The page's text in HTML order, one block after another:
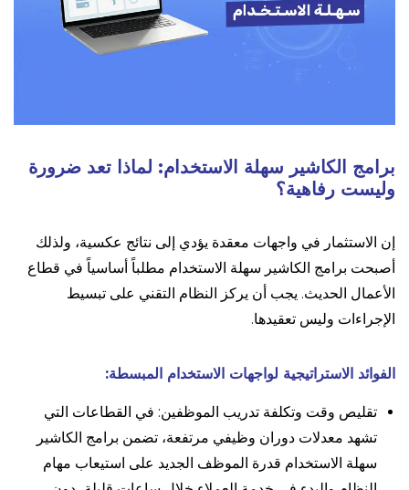
برامج الكاشير سهلة الاستخدام: لماذا تعد ضرورة
وليست رفاهية؟
إن الاستثمار في واجهات معقدة يؤدي إلى نتائج عكسية، ولذلك
أصبحت برامج الكاشير سهلة الاستخدام مطلباً أساسياً في قطاع
الأعمال الحديث. يجب أن يركز النظام التقني على تبسيط
الإجراءات وليس تعقيدها.
الفوائد الاستراتيجية لواجهات الاستخدام المبسطة:
تقليص وقت وتكلفة تدريب الموظفين: في القطاعات التي
تشهد معدلات دوران وظيفي مرتفعة، تضمن برامج الكاشير
سهلة الاستخدام قدرة الموظف الجديد على استيعاب مهام